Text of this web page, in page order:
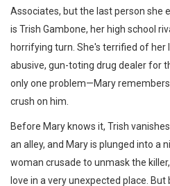
Associates, but the last person she
is Trish Gambone, her high school
horrifying turn. She's terrified of her
abusive, gun-toting drug dealer for
only one problem—Mary
crush on him.
Before Mary knows it, Trish
an alley, and Mary is plunged into a
woman crusade to unmask the
love in a very unexpected place.